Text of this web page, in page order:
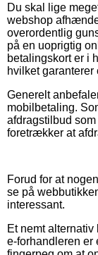
Du skal lige
webshop
overordentlig
på en uoprigtig
betalingskort er i
hvilket garanterer
Generelt
mobilbetaling.
afdragstilbud
foretrækker at
Forud for at
se på
interessant.
Et nemt
e-forhandleren er